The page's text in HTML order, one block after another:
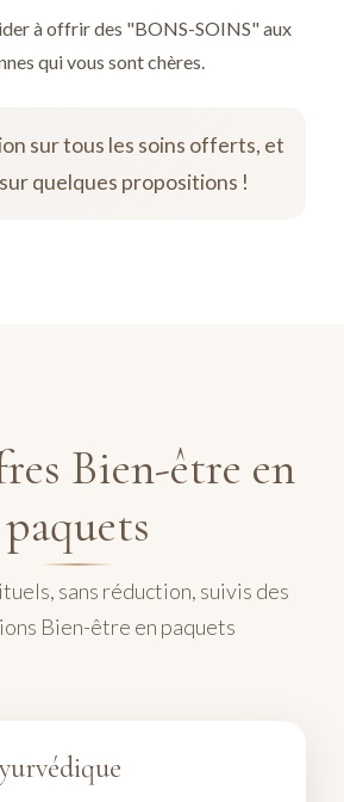
à offrir des "BONS-SOINS" aux
qui vous sont chères.
sur tous les soins offerts, et
quelques propositions !
Bien-être en
paquets
sans réduction, suivis des
Bien-être en paquets